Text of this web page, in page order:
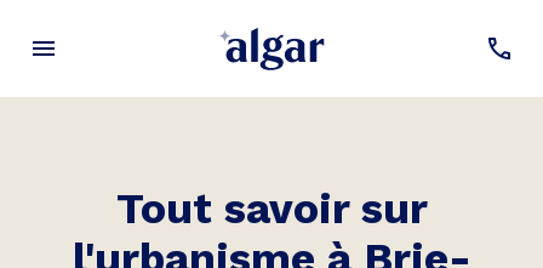
Tout savoir sur